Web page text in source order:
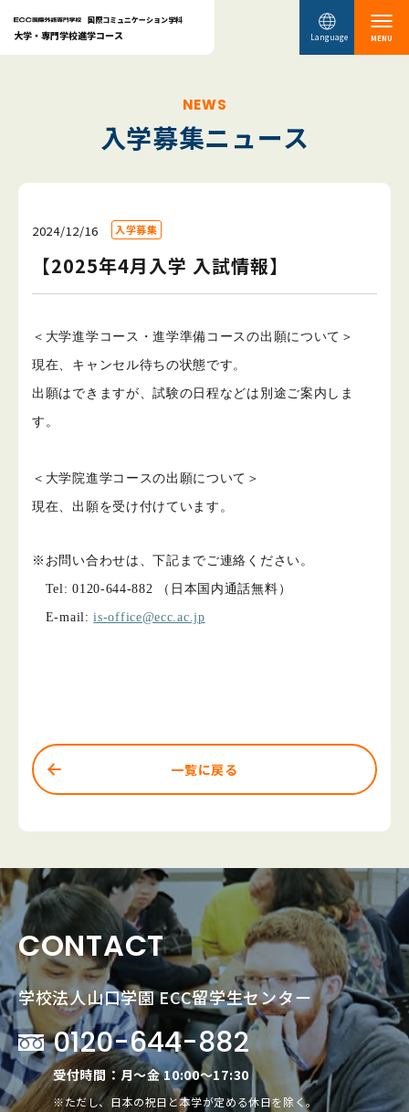
国際コミュニケーション学科
大学・専門学校進学コース Language MENU
NEWS
入学募集ニュース
2024/12/16 入学募集
【2025年4月入学 入試情報】
＜大学進学コース・進学準備コースの出願について＞
現在、キャンセル待ちの状態です。
出願はできますが、試験の日程などは別途ご案内しま
す。
＜大学院進学コースの出願について＞
現在、出願を受け付けています。
※お問い合わせは、下記までご連絡ください。
Tel: 0120-644-882 （日本国内通話無料）
E-mail:is-office@ecc.ac.jp
一覧に戻る
CONTACT
学校法人山口学園 ECC留学生センター
0120-644-882
受付時間：月～金 10:00～17:30
※ただし、日本の祝日と本学が定める休日を除く。